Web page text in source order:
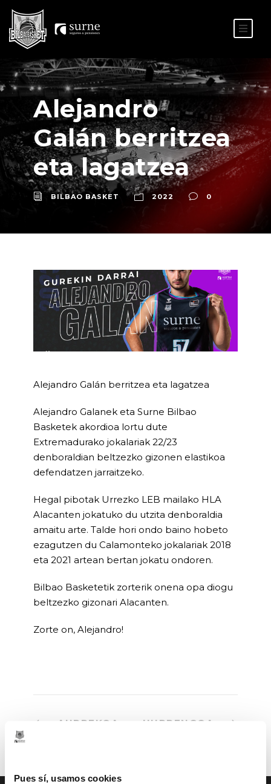
Pues sí, usamos cookies
Alejandro
Galán berritzea
eta lagatzea
BILBAO BASKET 2022 0
Alejandro Galán berritzea eta lagatzea
Alejandro Galanek eta Surne Bilbao
Basketek akordioa lortu dute
Extremadurako jokalariak 22/23
denboraldian beltzezko gizonen elastikoa
defendatzen jarraitzeko.
Hegal pibotak Urrezko LEB mailako HLA
Alacanten jokatuko du utzita denboraldia
amaitu arte. Talde hori ondo baino hobeto
ezagutzen du Calamonteko jokalariak 2018
eta 2021 artean bertan jokatu ondoren.
Bilbao Basketetik zorterik onena opa diogu
beltzezko gizonari Alacanten.
Zorte on, Alejandro!
AURREKOA HURRENGOA